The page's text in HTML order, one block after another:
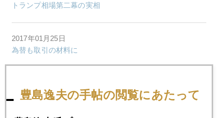
トランプ相場第二幕の実相
2017年01月25日
為替も取引の材料に
トランプ始動相場、いきなり円高加速
豊島逸夫の手帖の閲覧にあたって